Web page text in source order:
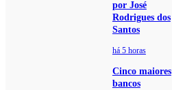
por José
Rodrigues dos
Santos
há 5 horas
Cinco maiores
bancos